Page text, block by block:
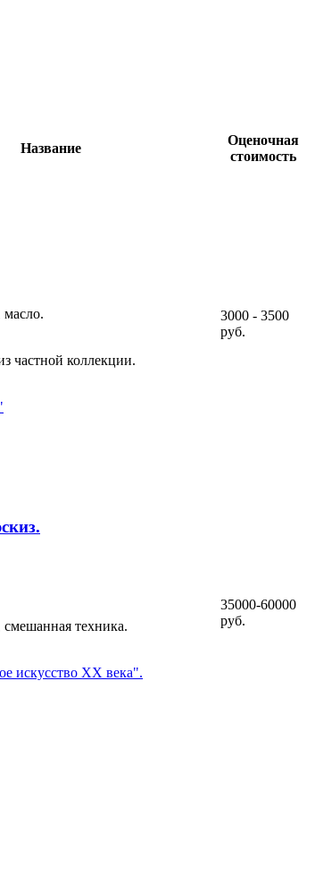
Название
Оценочная
стоимость
масло.
частной коллекции.
3000 - 3500
руб.
техника.
искусство ХХ века".
35000-60000
руб.